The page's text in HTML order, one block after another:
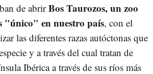
de abrirBos Taurozos,un zoo
"único" en nuestro país, con el
las diferentes razas autóctonas que
y a través del cual tratan de
Ibérica a través de sus ríos más